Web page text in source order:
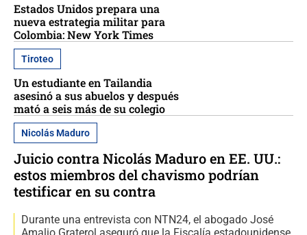
Estados Unidos prepara una
nueva estrategia militar para
Colombia: New York Times
Tiroteo
Un estudiante en Tailandia
asesinó a sus abuelos y después
mató a seis más de su colegio
Nicolás Maduro
Juicio contra Nicolás Maduro en EE. UU.:
estos miembros del chavismo podrían
testificar en su contra
Durante una entrevista con NTN24, el abogado José